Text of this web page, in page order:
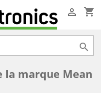
shopping_cart


la marque Mean